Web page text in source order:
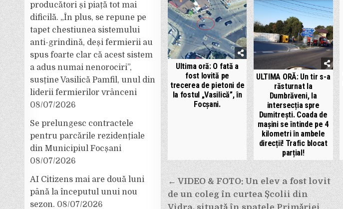
Ultima oră: O fată a
fost lovită pe
trecerea de pietoni de
la fostul „Vasilică”, în
Focșani.
ULTIMA ORĂ: Un tir s-a
răsturnat la
Dumbrăveni, la
intersecția spre
Dumitrești. Coada de
mașini se întinde pe 4
kilometri în ambele
direcții! Trafic blocat
parțial!
Navigare
în
← VIDEO & FOTO: Un elev a fost lovit
de un coleg în curtea Școlii din
producători și piață tot mai
dificilă. „În plus, se repune pe
tapet chestiunea sistemului
anti-grindină, deși fermierii au
spus foarte clar că acest sistem
a adus numai nenorociri”,
susține Vasilică Pamfil, unul din
liderii fermierilor vrânceni
08/07/2026
Se prelungesc contractele
pentru parcările rezidențiale
din Municipiul Focșani
08/07/2026
AI Citizens mai are două luni
până la începutul unui nou
sezon. 08/07/2026